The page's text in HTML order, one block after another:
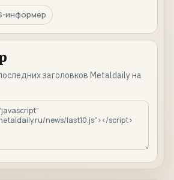
информер
заголовков Metaldaily на